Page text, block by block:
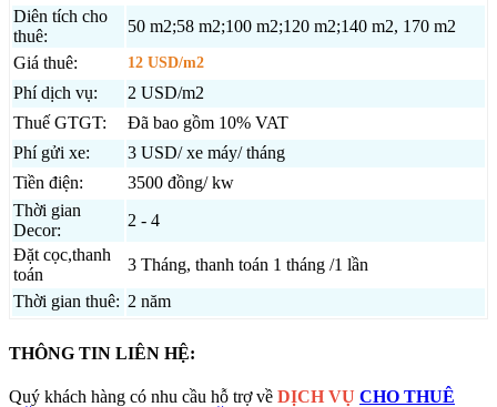
Diên tích cho
thuê:
50 m2;58 m2;100 m2;120 m2;140 m2, 170 m2
Giá thuê:
12 USD/m2
Phí dịch vụ:
2 USD/m2
Thuế GTGT:
Đã bao gồm 10% VAT
Phí gửi xe:
3 USD/ xe máy/ tháng
Tiền điện:
3500 đồng/ kw
Thời gian
Decor:
2 - 4
Đặt cọc,thanh
toán
3 Tháng, thanh toán 1 tháng /1 lần
Thời gian thuê: 2 năm
THÔNG TIN LIÊN HỆ:
Quý khách hàng có nhu cầu hỗ trợ về DỊCH VỤ CHO THUÊ